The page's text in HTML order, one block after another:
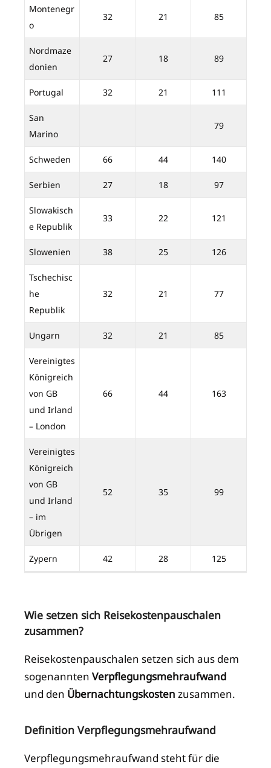
Montenegr
o
32 21 85
Nordmaze
donien
27 18 89
Portugal 32 21 111
San
Marino
79
Schweden 66 44 140
Serbien 27 18 97
Slowakisch
e Republik
33 22 121
Slowenien 38 25 126
Tschechisc
he
Republik
32 21 77
Ungarn 32 21 85
Vereinigtes
Königreich
von GB
und Irland
– London
66 44 163
Vereinigtes
Königreich
von GB
und Irland
– im
Übrigen
52 35 99
Zypern 42 28 125
Wie setzen sich Reisekostenpauschalen
zusammen?
Reisekostenpauschalen setzen sich aus dem
sogenannten Verpflegungsmehraufwand
und den Übernachtungskosten zusammen.
Definition Verpflegungsmehraufwand
Verpflegungsmehraufwand steht für die